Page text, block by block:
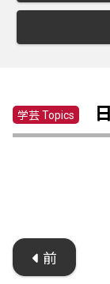
学芸 Topics
前